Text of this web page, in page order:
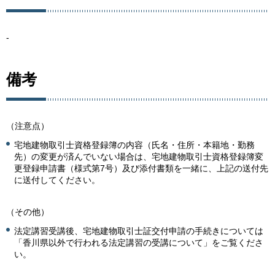
-
備考
（注意点）
宅地建物取引士資格登録簿の内容（氏名・住所・本籍地・勤務
先）の変更が済んでいない場合は、宅地建物取引士資格登録簿変
更登録申請書（様式第7号）及び添付書類を一緒に、上記の送付先
に送付してください。
（その他）
法定講習受講後、宅地建物取引士証交付申請の手続きについては
「香川県以外で行われる法定講習の受講について」をご覧くださ
い。